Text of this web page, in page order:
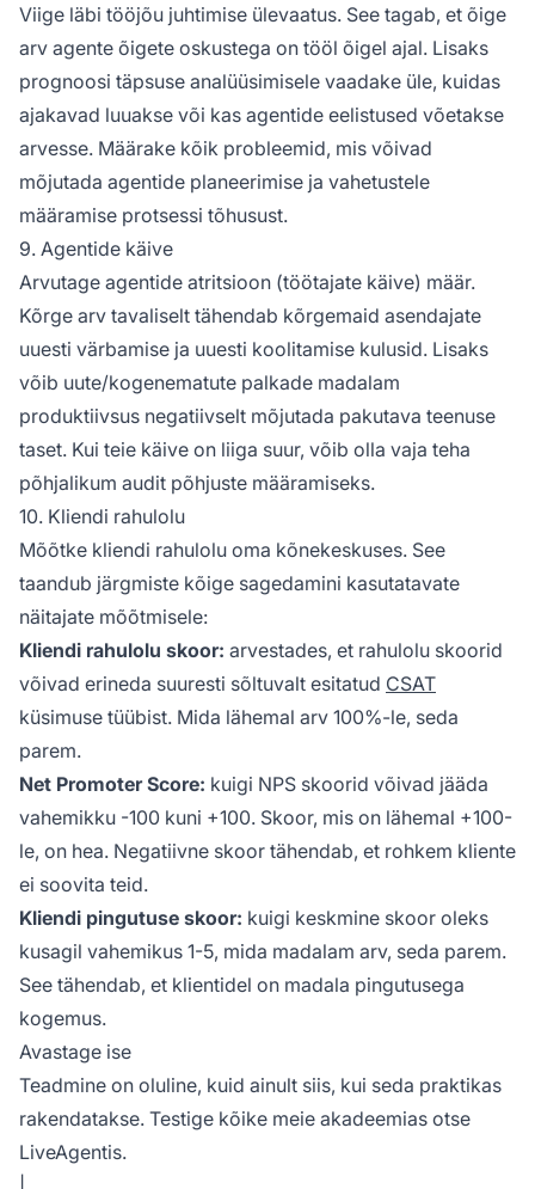
Viige läbi tööjõu juhtimise ülevaatus. See tagab, et õige
arv agente õigete oskustega on tööl õigel ajal. Lisaks
prognoosi täpsuse analüüsimisele vaadake üle, kuidas
ajakavad luuakse või kas agentide eelistused võetakse
arvesse. Määrake kõik probleemid, mis võivad
mõjutada agentide planeerimise ja vahetustele
määramise protsessi tõhusust.
9. Agentide käive
Arvutage agentide atritsioon (töötajate käive) määr.
Kõrge arv tavaliselt tähendab kõrgemaid asendajate
uuesti värbamise ja uuesti koolitamise kulusid. Lisaks
võib uute/kogenematute palkade madalam
produktiivsus negatiivselt mõjutada pakutava teenuse
taset. Kui teie käive on liiga suur, võib olla vaja teha
põhjalikum audit põhjuste määramiseks.
10. Kliendi rahulolu
Mõõtke kliendi rahulolu oma kõnekeskuses. See
taandub järgmiste kõige sagedamini kasutatavate
näitajate mõõtmisele:
Kliendi rahulolu skoor: arvestades, et rahulolu skoorid
võivad erineda suuresti sõltuvalt esitatud CSAT
küsimuse tüübist. Mida lähemal arv 100%-le, seda
parem.
Net Promoter Score: kuigi NPS skoorid võivad jääda
vahemikku -100 kuni +100. Skoor, mis on lähemal +100-
le, on hea. Negatiivne skoor tähendab, et rohkem kliente
ei soovita teid.
Kliendi pingutuse skoor: kuigi keskmine skoor oleks
kusagil vahemikus 1-5, mida madalam arv, seda parem.
See tähendab, et klientidel on madala pingutusega
kogemus.
Avastage ise
Teadmine on oluline, kuid ainult siis, kui seda praktikas
rakendatakse. Testige kõike meie akadeemias otse
LiveAgentis.